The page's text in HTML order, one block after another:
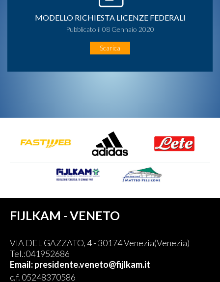
MODELLO RICHIESTA LICENZE FEDERALI
Pubblicato il 08 Gennaio 2020
Scarica
FIJLKAM - VENETO
VIA DEL GAZZATO, 4 - 30174 Venezia(Venezia)
Tel.:041952686
Email: presidente.veneto@fijlkam.it
c.f. 05248370586